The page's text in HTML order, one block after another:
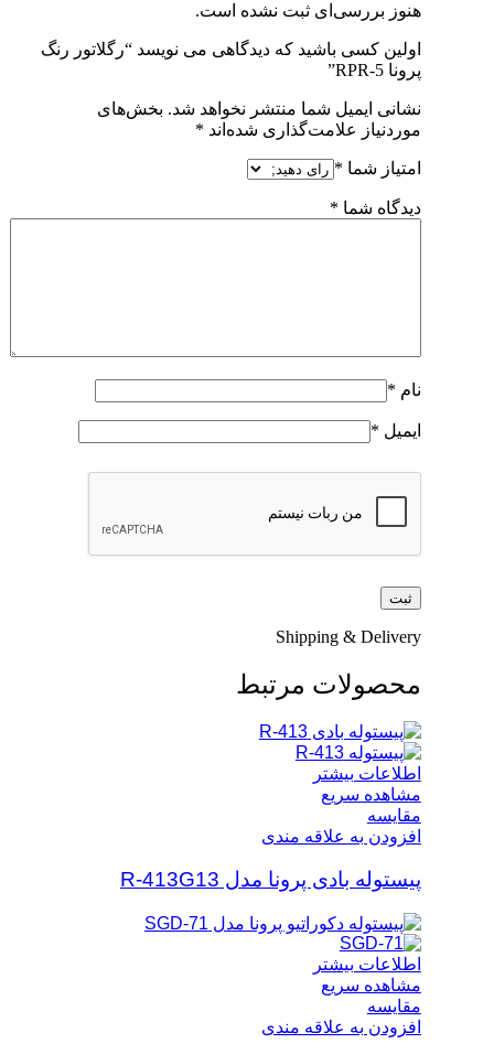
هنوز بررسی‌ای ثبت نشده است.
اولین کسی باشید که دیدگاهی می نویسد “رگلاتور رنگ
پرونا RPR-5”
نشانی ایمیل شما منتشر نخواهد شد. بخش‌های
موردنیاز علامت‌گذاری شده‌اند *
امتیاز شما *
دیدگاه شما *
نام *
ایمیل *
Shipping & Delivery
محصولات مرتبط
اطلاعات بیشتر
مشاهده سریع
مقایسه
افزودن به علاقه مندی
پیستوله بادی پرونا مدل R-413G13
اطلاعات بیشتر
مشاهده سریع
مقایسه
افزودن به علاقه مندی